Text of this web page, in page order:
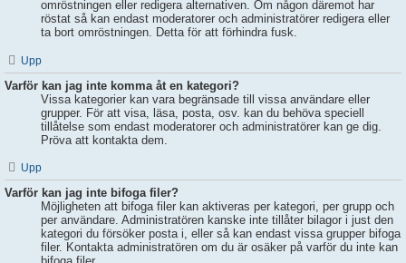
omröstningen eller redigera alternativen. Om någon däremot har
röstat så kan endast moderatorer och administratörer redigera eller
ta bort omröstningen. Detta för att förhindra fusk.
Upp
Varför kan jag inte komma åt en kategori?
Vissa kategorier kan vara begränsade till vissa användare eller
grupper. För att visa, läsa, posta, osv. kan du behöva speciell
tillåtelse som endast moderatorer och administratörer kan ge dig.
Pröva att kontakta dem.
Upp
Varför kan jag inte bifoga filer?
Möjligheten att bifoga filer kan aktiveras per kategori, per grupp och
per användare. Administratören kanske inte tillåter bilagor i just den
kategori du försöker posta i, eller så kan endast vissa grupper bifoga
filer. Kontakta administratören om du är osäker på varför du inte kan